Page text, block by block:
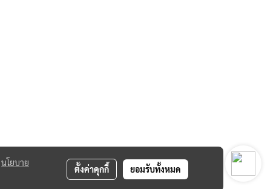
นโยบาย
ตั้งค่าคุกกี้ ยอมรับทั้งหมด